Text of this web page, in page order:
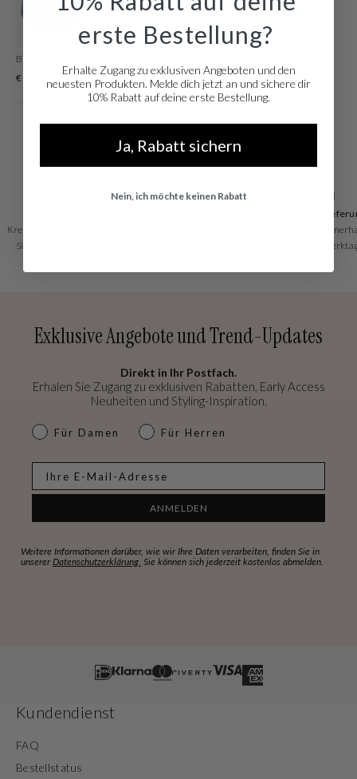
Brandfield Watchtool Zum Einstellen Der Armbandlänge
€ 2,95
€ 19,96
Kredit oder Debit, zahlen
Sie, wie Sie möchten!
Schnelle
Lieferung
weniger
Exklusive Angebote und Trend-Updates
Direkt in Ihr Postfach.
Erhalen Sie Zugang zu exklusiven Rabatten, Early Access
Neuheiten und Styling-Inspiration.
dames & heren
Für Damen Für Herren
ANMELDEN
Weitere Informationen darüber, wie wir Ihre Daten verarbeiten, finden Sie in
unserer Datenschutzerklärung. Sie können sich jederzeit kostenlos abmelden.
Kundendienst
FAQ
Bestellstatus
erste Bestellung?
Erhalte Zugang zu exklusiven Angeboten und den
neuesten Produkten. Melde dich jetzt an und sichere dir
10% Rabatt auf deine erste Bestellung.
Ja, Rabatt sichern
Nein, ich möchte keinen Rabatt